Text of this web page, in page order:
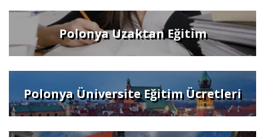
Polonya Uzaktan Eğitim
Polonya Üniversite Eğitim Ücretleri